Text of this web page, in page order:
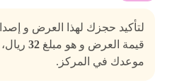
لتأكيد حجزك لهذا العرض و إصدار
قيمة العرض و هو مبلغ32ريال،
موعدك في المركز.